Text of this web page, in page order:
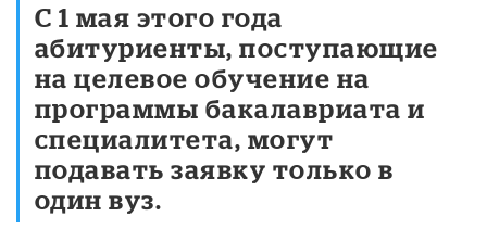
С 1 мая этого года
абитуриенты, поступающие
на целевое обучение на
программы бакалавриата и
специалитета, могут
подавать заявку только в
один вуз.